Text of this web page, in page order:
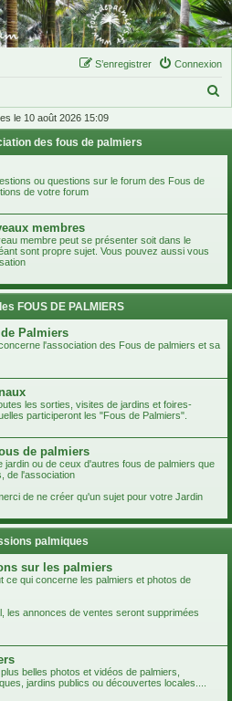
Connexion
S’enregistrer
h
r
le 10 août 2026 15:09
des fous de palmiers
ou questions sur le forum des Fous de
de votre forum
membres
membre peut se présenter soit dans le
sont propre sujet. Vous pouvez aussi vous
FOUS DE PALMIERS
Palmiers
l'association des Fous de palmiers et sa
les sorties, visites de jardins et foires-
participeront les "Fous de Palmiers".
de palmiers
jardin ou de ceux d'autres fous de palmiers que
de l'association
de ne créer qu'un sujet pour votre Jardin
palmiques
sur les palmiers
ce qui concerne les palmiers et photos de
les annonces de ventes seront supprimées
belles photos et vidéos de palmiers,
jardins publics ou découvertes locales....